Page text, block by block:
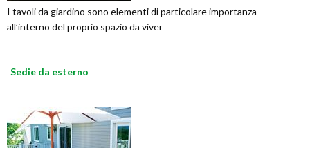
I tavoli da giardino sono elementi di particolare importanza
all’interno del proprio spazio da viver
Sedie da esterno